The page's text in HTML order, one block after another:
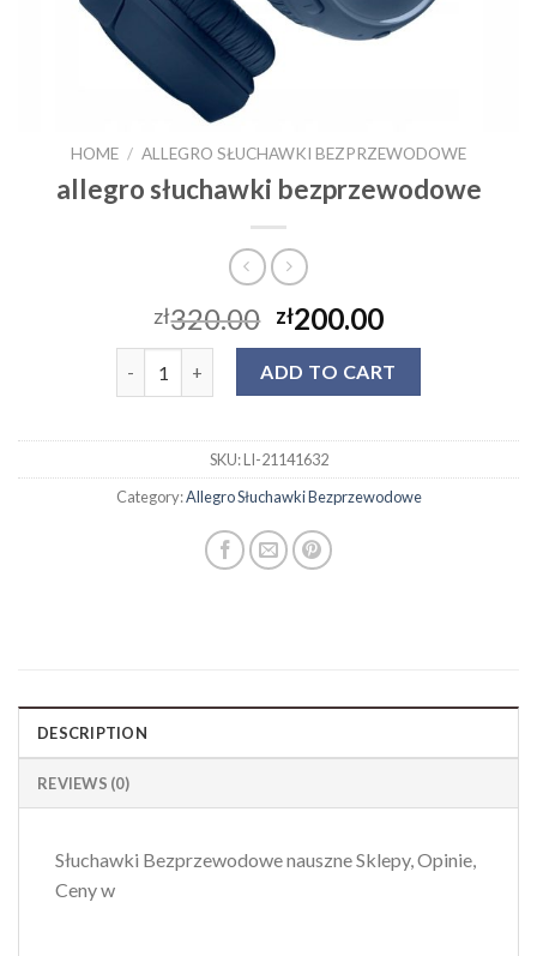
HOME / ALLEGRO SŁUCHAWKI BEZPRZEWODOWE
allegro słuchawki bezprzewodowe
zł320.00 zł200.00
allegro słuchawki bezprzewodowe quantity
ADD TO CART
SKU:LI-21141632
Category:Allegro Słuchawki Bezprzewodowe
DESCRIPTION
REVIEWS (0)
Słuchawki Bezprzewodowe nauszne Sklepy, Opinie,
Ceny w